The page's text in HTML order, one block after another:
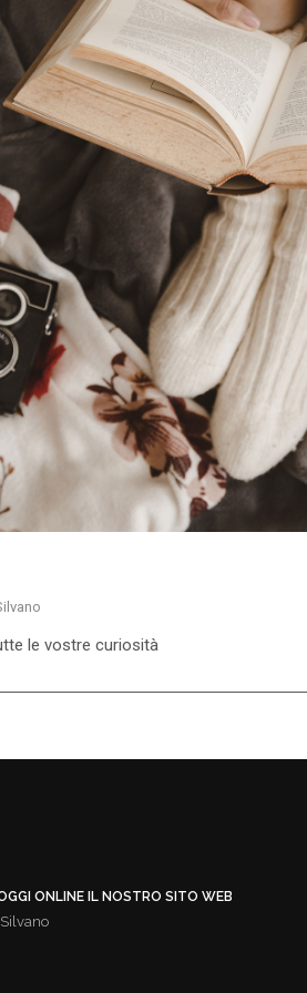
le vostre curiosità
ONLINE IL NOSTRO SITO WEB
Silvano